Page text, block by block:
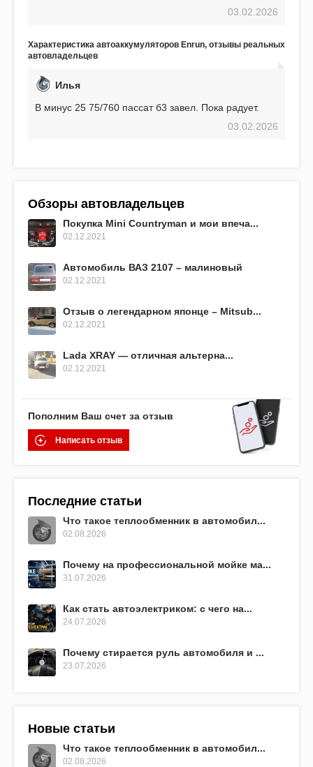
использования не было ни единой поломки,
EFB 75. Судя по характеристикам, он даже
превосходит предыдущую модель.
03.02.2026
Характеристика автоаккумуляторов Enrun, отзывы реальных
автовладельцев
Илья
В минус 25 75/760 пассат б3 завел. Пока радует.
03.02.2026
Обзоры автовладельцев
Покупка Mini Countryman и мои впеча...
02.12.2021
Автомобиль ВАЗ 2107 – малиновый
02.12.2021
Отзыв о легендарном японце – Mitsub...
02.12.2021
Lada XRAY — отличная альтерна...
02.12.2021
Пополним Ваш счет за отзыв
Написать отзыв
Последние статьи
Что такое теплообменник в автомобил...
02.08.2026
Почему на профессиональной мойке ма...
31.07.2026
Как стать автоэлектриком: с чего на...
24.07.2026
Почему стирается руль автомобиля и ...
23.07.2026
Новые статьи
Что такое теплообменник в автомобил...
02.08.2026